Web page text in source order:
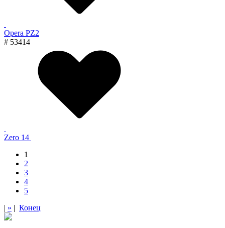
Opera PZ2
# 53414
Zero 14
1
2
3
4
5
| » | Конец